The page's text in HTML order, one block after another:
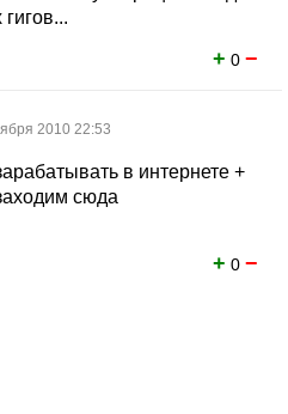
+ 0 −
2010 22:53
в интернете +
сюда
+ 0 −